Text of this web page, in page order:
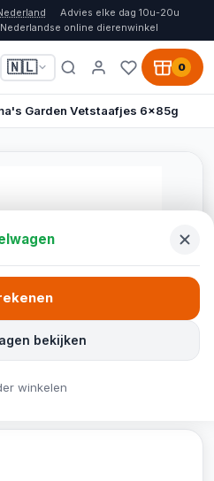
Advies elke dag 10u-20u
Nederlandse online dierenwinkel
🇳🇱 0
Garden Vetstaafjes 6x85g
bekijken
winkelen